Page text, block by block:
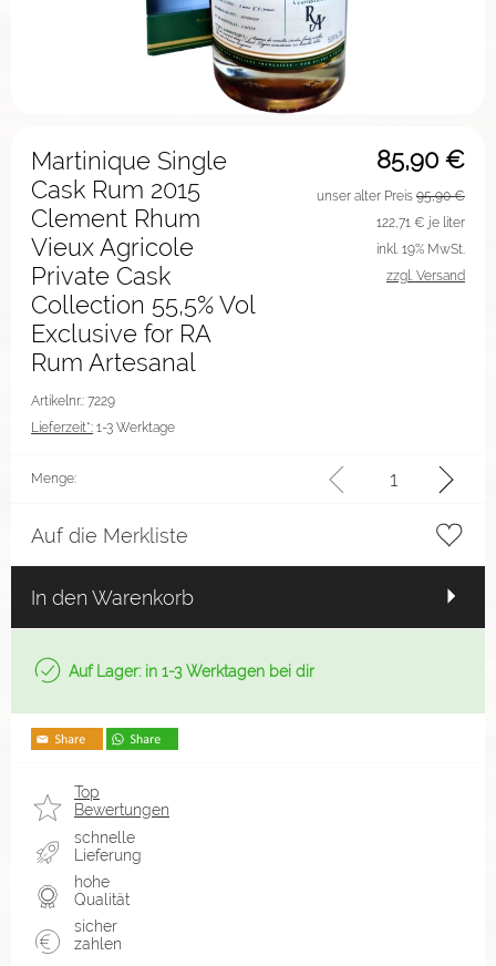
85,90 €
Martinique Single
Cask Rum 2015
Clement Rhum
Vieux Agricole
Private Cask
Collection 55,5% Vol
Exclusive for RA
Rum Artesanal
Artikelnr.: 7229
Lieferzeit*: 1-3 Werktage
unser alter Preis 95,90 €
122,71 € je liter
inkl. 19% MwSt.
zzgl. Versand
Menge:
Auf die Merkliste
In den Warenkorb
Auf Lager: in 1-3 Werktagen bei dir
Top
Bewertungen
schnelle
Lieferung
hohe
Qualität
sicher
zahlen